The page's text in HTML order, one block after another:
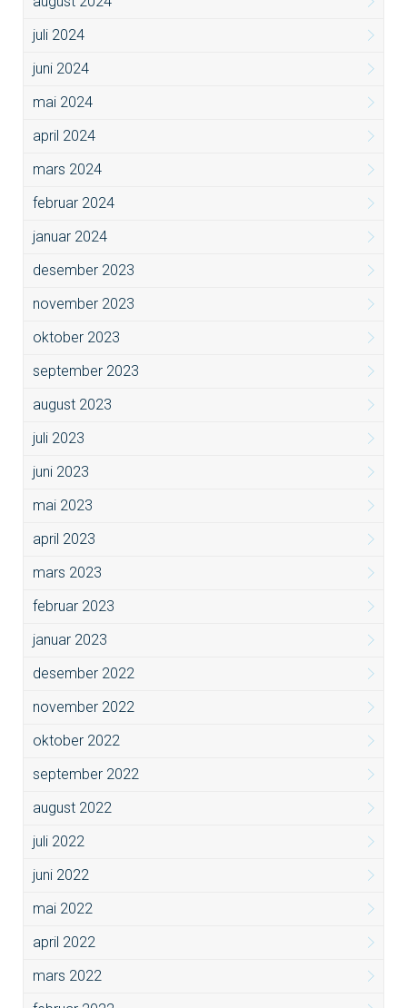
juli 2024
juni 2024
mai 2024
april 2024
mars 2024
februar 2024
januar 2024
desember 2023
november 2023
oktober 2023
september 2023
august 2023
juli 2023
juni 2023
mai 2023
april 2023
mars 2023
februar 2023
januar 2023
desember 2022
november 2022
oktober 2022
september 2022
august 2022
juli 2022
juni 2022
mai 2022
april 2022
mars 2022